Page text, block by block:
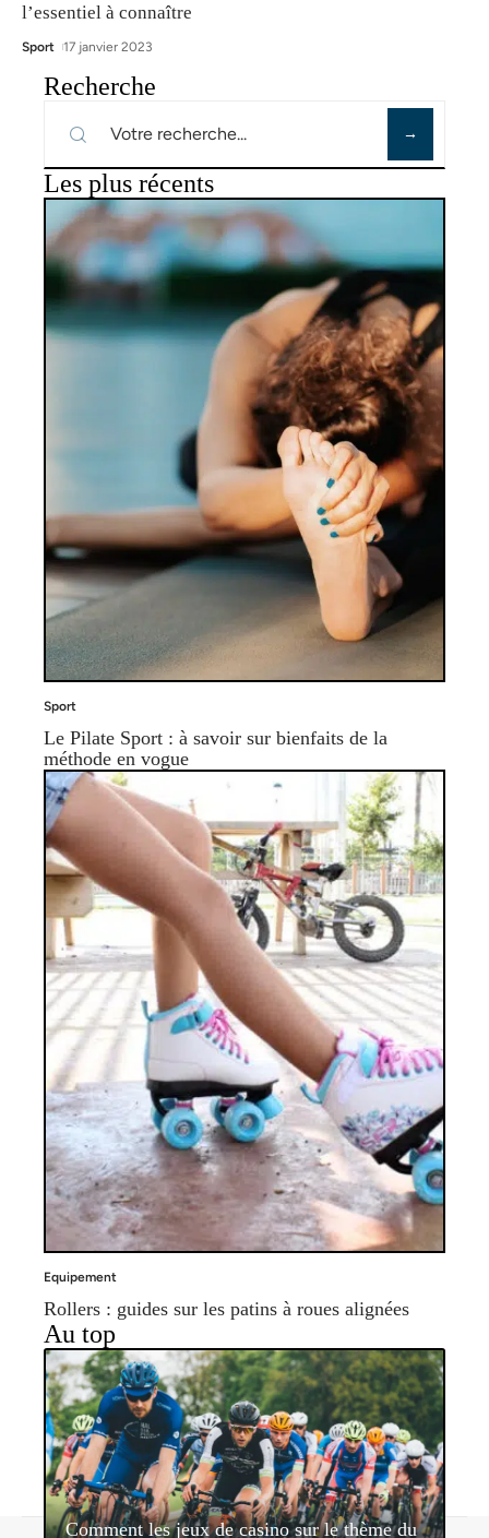
l’essentiel à connaître
Sport 17 janvier 2023
Recherche
Les plus récents
Sport
Le Pilate Sport : à savoir sur bienfaits de la
méthode en vogue
Equipement
Rollers : guides sur les patins à roues alignées
Au top
Comment les jeux de casino sur le thème du